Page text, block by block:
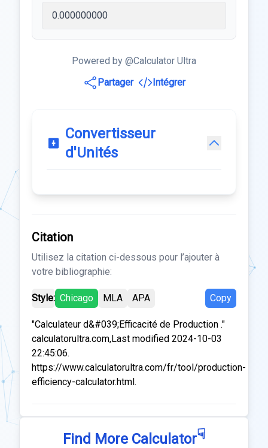
Powered by @Calculator Ultra
Partager
Intégrer
Convertisseur
d'Unités
Citation
Utilisez la citation ci-dessous pour l’ajouter à
votre bibliographie:
Style: Chicago MLA APA Copy
"Calculateur d&#039;Efficacité de Production ."
calculatorultra.com,Last modified 2024-10-03
22:45:06.
https://www.calculatorultra.com/fr/tool/production-
efficiency-calculator.html.
Find More Calculator☟